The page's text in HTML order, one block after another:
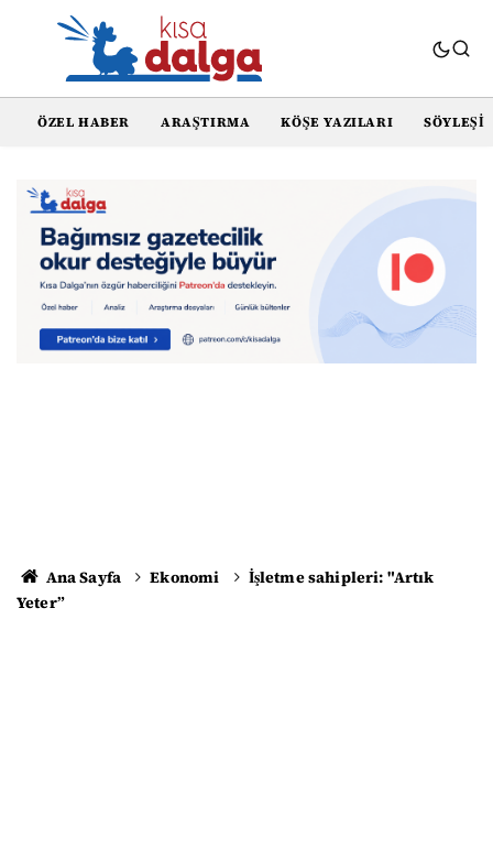
ÖZEL HABER ARAŞTIRMA KÖŞE YAZILARI SÖYLEŞI
Ana Sayfa Ekonomi
İşletme sahipleri: "Artık
Yeter”